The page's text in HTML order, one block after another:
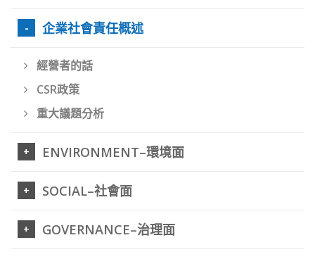
企業社會責任概述
經營者的話
CSR政策
重大議題分析
ENVIRONMENT–環境面
SOCIAL–社會面
GOVERNANCE–治理面